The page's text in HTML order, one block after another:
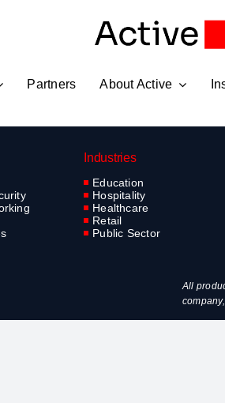
Partners About Active
Industries
Education
Hospitality
Healthcare
Retail
Public Sector
All